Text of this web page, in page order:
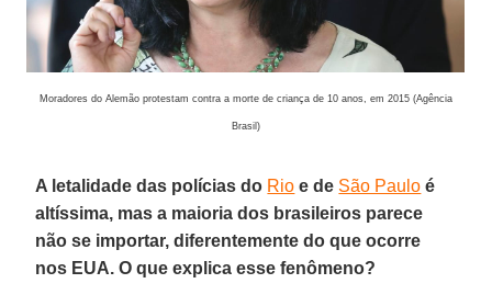
Moradores do Alemão protestam contra a morte de criança de 10 anos, em 2015 (Agência
Brasil)
A letalidade das polícias do Rio e de São Paulo é
altíssima, mas a maioria dos brasileiros parece
não se importar, diferentemente do que ocorre
nos EUA. O que explica esse fenômeno?